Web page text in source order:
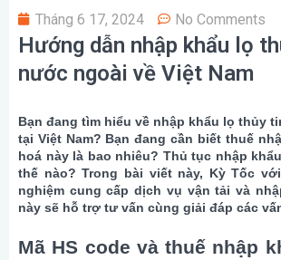
Tháng 6 17, 2024 No Comments
Hướng dẫn nhập khẩu lọ
nước ngoài về Việt Nam
Bạn đang tìm hiểu về nhập khẩu lọ thủy
tại Việt Nam? Bạn đang cần biết thuế
hoá này là bao nhiêu? Thủ tục nhập
thế nào? Trong bài viết này, Kỳ Tốc
nghiệm cung cấp dịch vụ vận tải và
này sẽ hỗ trợ tư vấn cùng giải đáp các
Mã HS code và thuế nhập